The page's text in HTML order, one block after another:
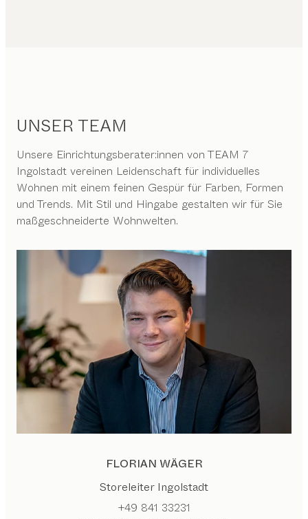
UNSER TEAM
Unsere Einrichtungsberater:innen von TEAM 7
Ingolstadt vereinen Leidenschaft für individuelles
Wohnen mit einem feinen Gespür für Farben, Formen
und Trends. Mit Stil und Hingabe gestalten wir für Sie
maßgeschneiderte Wohnwelten.
FLORIAN WÄGER
Storeleiter Ingolstadt
+49 841 33231